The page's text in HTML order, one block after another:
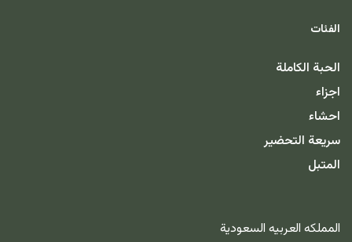
الفئات
الحبة الكاملة
اجزاء
احشاء
سريعة التحضير
المتبل
المملكه العربيه السعودية